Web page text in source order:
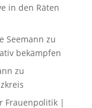
in den Räten
Seemann zu
bekämpfen
zu
Frauenpolitik |